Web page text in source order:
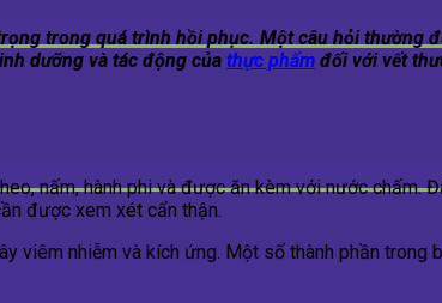
trong quá trình hồi phục. Một câu hỏi thường
dưỡng và tác động của thực phẩm đối với vết
nấm, hành phi và được ăn kèm với nước chấm.
được xem xét cẩn thận.
viêm nhiễm và kích ứng. Một số thành phần trong